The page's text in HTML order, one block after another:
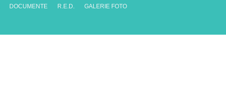
DOCUMENTE R.E.D. GALERIE FOTO